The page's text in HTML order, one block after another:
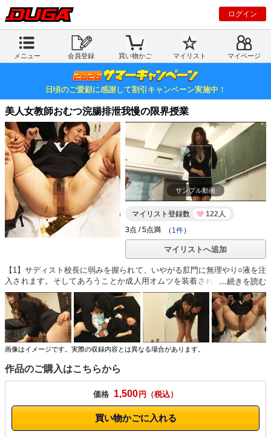
ログイン
メニュー 会員登録 買い物かご マイリスト マイページ
日頃のご愛顧に感謝して割引キャンペーン実施中！
美人女教師おむつ浣腸排泄我慢の限界授業
サンプル動画
マイリスト登録数
122人
（ 1件）
マイリストへ追加
【1】サディスト校長に弱みを握られて、いやがる肛門に無理やり○液を注
入されます。そしてあろうことか成人用オムツを装着されて…【2】その
まま教室へ送り出され、授業を○要されます。でも冷たい○液は容赦なく直
腸を刺激、強い便意は終業のチャイムを待ってはくれません…【3】お腹
を抱えて廊下に出ると、待っていたのはマニア校長。腕をつかまれ、進退
きわまります。【4】オムツの中は音と匂いの大洪水に、再び教室に連れ
込まれて生徒の前でオムツを開くと…
画像はイメージです。実際の収録内容とは異なる場合があります。
作品のご購入はこちらから
価格 1,500円
買い物かごに入れる